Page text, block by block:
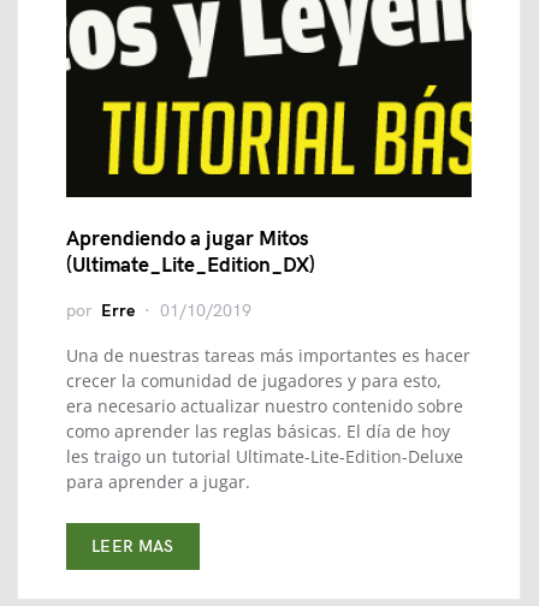
Aprendiendo a jugar Mitos
(Ultimate_Lite_Edition_DX)
por Erre 01/10/2019
Una de nuestras tareas más importantes es hacer
crecer la comunidad de jugadores y para esto,
era necesario actualizar nuestro contenido sobre
como aprender las reglas básicas. El día de hoy
les traigo un tutorial Ultimate-Lite-Edition-Deluxe
para aprender a jugar.
LEER MAS